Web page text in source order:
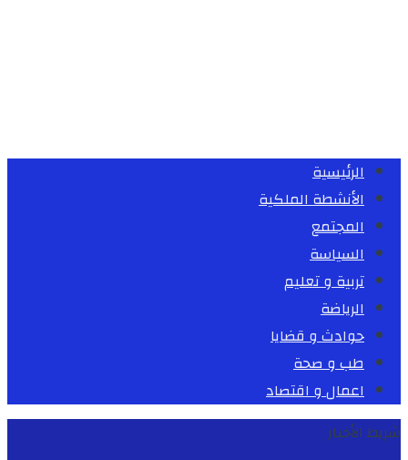
الرئيسية
الأنشطة الملكية
المجتمع
السياسة
تربية و تعليم
الرياضة
حوادث و قضايا
طب و صحة
اعمال و اقتصاد
شريط الأخبار